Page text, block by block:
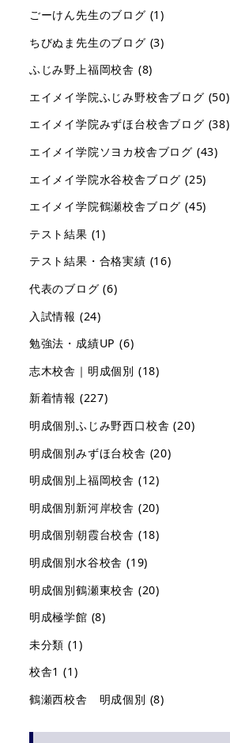
ごーけん先生のブログ (1)
ちびぬま先生のブログ (3)
ふじみ野上福岡校舎 (8)
エイメイ学院ふじみ野校舎ブログ (50)
エイメイ学院みずほ台校舎ブログ (38)
エイメイ学院ソヨカ校舎ブログ (43)
エイメイ学院水谷校舎ブログ (25)
エイメイ学院鶴瀬校舎ブログ (45)
テスト結果 (1)
テスト結果・合格実績 (16)
代表のブログ (6)
入試情報 (24)
勉強法・成績UP (6)
志木校舎｜明成個別 (18)
新着情報 (227)
明成個別ふじみ野西口校舎 (20)
明成個別みずほ台校舎 (20)
明成個別上福岡校舎 (12)
明成個別新河岸校舎 (20)
明成個別朝霞台校舎 (18)
明成個別水谷校舎 (19)
明成個別鶴瀬東校舎 (20)
明成極学館 (8)
未分類 (1)
校舎1 (1)
鶴瀬西校舎 明成個別 (8)